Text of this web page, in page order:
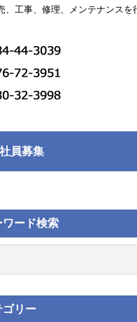
工事、修理、メンテナンスを
員募集
ワード検索
ゴリー